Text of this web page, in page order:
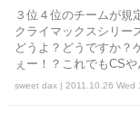
３位４位のチームが規
クライマックスシリー
どうよ？どうですか？
ぇー！？これでもCSや
sweet dax | 2011.10.26 Wed